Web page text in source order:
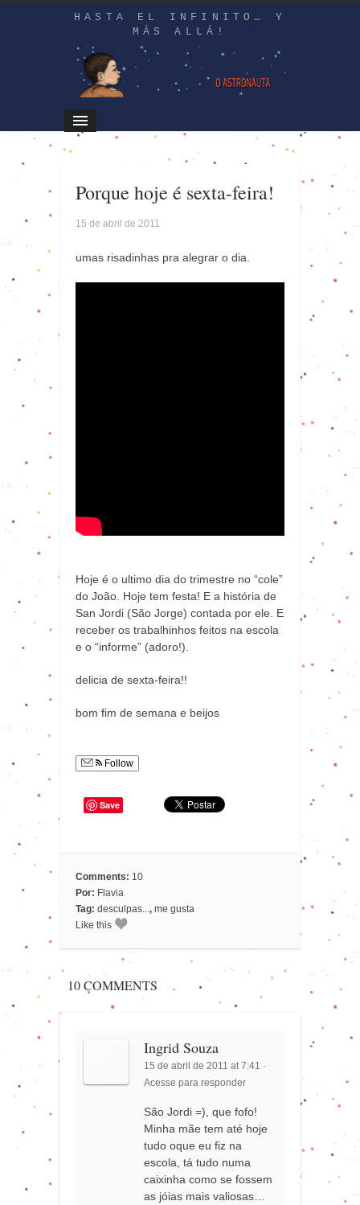
HASTA EL INFINITO… Y
MÁS ALLÁ!
Porque hoje é sexta-feira!
15 de abril de 2011
umas risadinhas pra alegrar o dia.
Hoje é o ultimo dia do trimestre no “cole”
do João. Hoje tem festa! E a história de
San Jordi (São Jorge) contada por ele. E
receber os trabalhinhos feitos na escola
e o “informe” (adoro!).
delicia de sexta-feira!!
bom fim de semana e beijos
Follow
Save
Comments: 10
Por: Flavia
Tag: desculpas..., me gusta
Like this
10 COMMENTS
Ingrid Souza
15 de abril de 2011 at 7:41 ·
Acesse para responder
São Jordi =), que fofo!
Minha mãe tem até hoje
tudo oque eu fiz na
escola, tá tudo numa
caixinha como se fossem
as jóias mais valiosas…